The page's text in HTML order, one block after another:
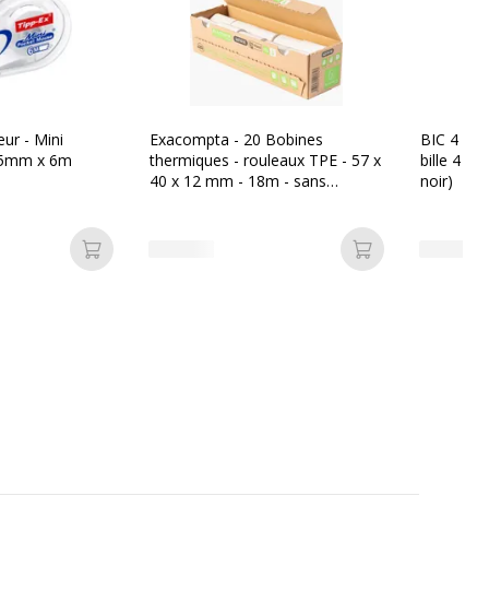
- Mini
x 6m
Ajouter au panier
Exacompta - 20 Bobines
thermiques - rouleaux TPE - 57 x
40 x 12 mm - 18m - sans
Ajouter au
BIC 4
bille 4
noir)